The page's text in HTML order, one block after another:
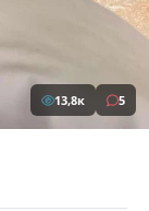
13,8к 5